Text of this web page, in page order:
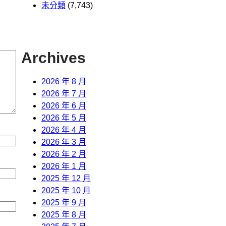
未分類 (7,743)
Archives
2026 年 8 月
2026 年 7 月
2026 年 6 月
2026 年 5 月
2026 年 4 月
2026 年 3 月
2026 年 2 月
2026 年 1 月
2025 年 12 月
2025 年 10 月
2025 年 9 月
2025 年 8 月